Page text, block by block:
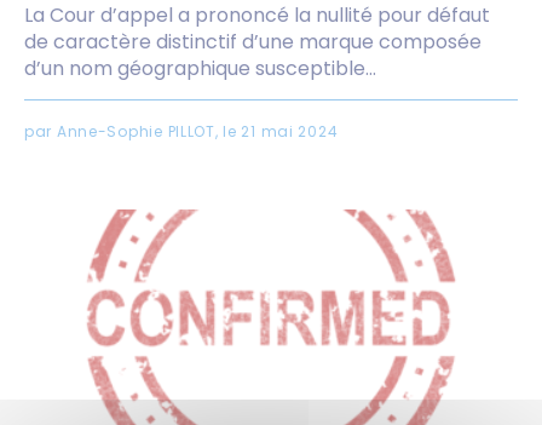
La Cour d’appel a prononcé la nullité pour défaut
de caractère distinctif d’une marque composée
d’un nom géographique susceptible...
par Anne-Sophie PILLOT, le 21 mai 2024